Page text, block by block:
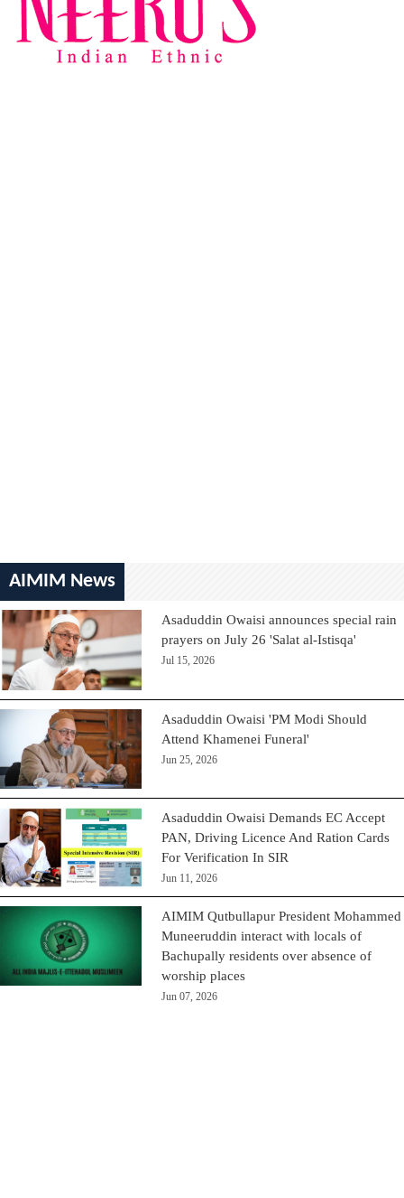
AIMIM News
Asaduddin Owaisi announces special rain
prayers on July 26 'Salat al-Istisqa'
Jul 15, 2026
Asaduddin Owaisi 'PM Modi Should
Attend Khamenei Funeral'
Jun 25, 2026
Asaduddin Owaisi Demands EC Accept
PAN, Driving Licence And Ration Cards
For Verification In SIR
Jun 11, 2026
AIMIM Qutbullapur President Mohammed
Muneeruddin interact with locals of
Bachupally residents over absence of
worship places
Jun 07, 2026